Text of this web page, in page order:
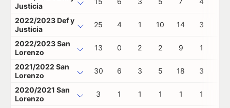
Justicia
2022/2023 Def y
Justicia
25 4 1 10 14 3
2022/2023 San
Lorenzo
13 0 2 2 9 1
2021/2022 San
Lorenzo
30 6 3 5 18 3
2020/2021 San
Lorenzo
3 1 1 1 1 1